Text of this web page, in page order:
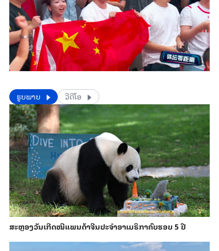
​​ຮູບພາບ ວີດີໂອ
ສະຫຼອງວັນ​ເກີດ​ໝີ​ແພນ​ດ້າ​ຈີນ​ປະ​ຈຳ​ອາ​ເມ​ຣິ​ກາ​ຄົບ​ຮອບ 5 ປີ